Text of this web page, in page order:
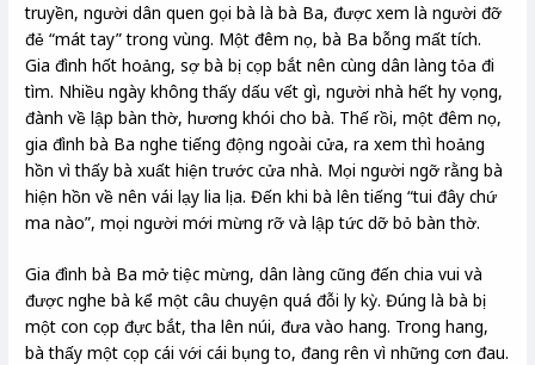
truyền, người dân quen gọi bà là bà Ba, được xem là người đỡ
đẻ “mát tay” trong vùng. Một đêm nọ, bà Ba bỗng mất tích.
Gia đình hốt hoảng, sợ bà bị cọp bắt nên cùng dân làng tỏa đi
tìm. Nhiều ngày không thấy dấu vết gì, người nhà hết hy vọng,
đành về lập bàn thờ, hương khói cho bà. Thế rồi, một đêm nọ,
gia đình bà Ba nghe tiếng động ngoài cửa, ra xem thì hoảng
hồn vì thấy bà xuất hiện trước cửa nhà. Mọi người ngỡ rằng bà
hiện hồn về nên vái lạy lia lịa. Đến khi bà lên tiếng “tui đây chứ
ma nào”, mọi người mới mừng rỡ và lập tức dỡ bỏ bàn thờ.
Gia đình bà Ba mở tiệc mừng, dân làng cũng đến chia vui và
được nghe bà kể một câu chuyện quá đỗi ly kỳ. Đúng là bà bị
một con cọp đực bắt, tha lên núi, đưa vào hang. Trong hang,
bà thấy một cọp cái với cái bụng to, đang rên vì những cơn đau.